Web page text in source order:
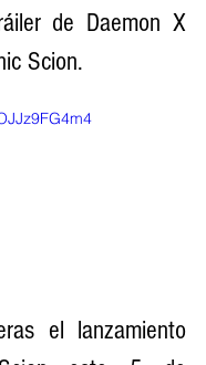
de Daemon X
Scion.
el lanzamiento